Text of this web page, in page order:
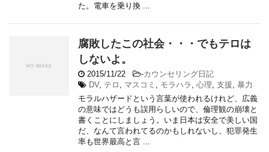
た。電車を乗り換 ...
腐敗したこの社会・・・でもテロは
しないよ。
2015/11/22 -カウンセリング日記
DV, テロ マスコミ モラハラ 心理 支援 暴力
モラルハザードという言葉が使われるけれど、広義
の意味ではどうも誤用らしいので、倫理観の崩壊と
書くことにしましょう。いま日本は安全で美しい国
だ、なんて言われてるのかもしれないし、犯罪発生
率も世界最高と言 ...